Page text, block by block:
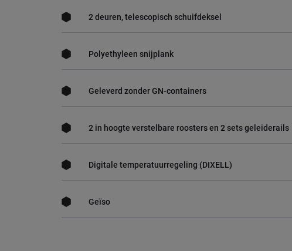
2 deuren, telescopisch schuifdeksel
Polyethyleen snijplank
Geleverd zonder GN-containers
2 in hoogte verstelbare roosters en 2 sets geleiderails
Digitale temperatuurregeling (DIXELL)
Geïso